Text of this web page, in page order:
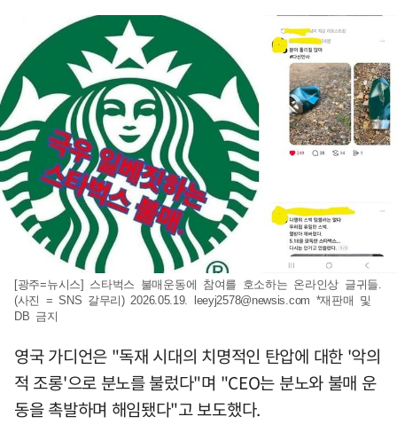
[광주=뉴시스] 스타벅스 불매운동에 참여를 호소하는 온라인상 글귀들.
(사진 = SNS 갈무리) 2026.05.19. leeyj2578@newsis.com *재판매 및
DB 금지
영국 가디언은 "독재 시대의 치명적인 탄압에 대한 '악의
적 조롱'으로 분노를 불렀다"며 "CEO는 분노와 불매 운
동을 촉발하며 해임됐다"고 보도했다.